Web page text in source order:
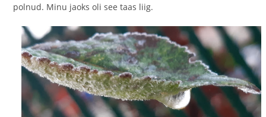
polnud. Minu jaoks oli see taas liig.